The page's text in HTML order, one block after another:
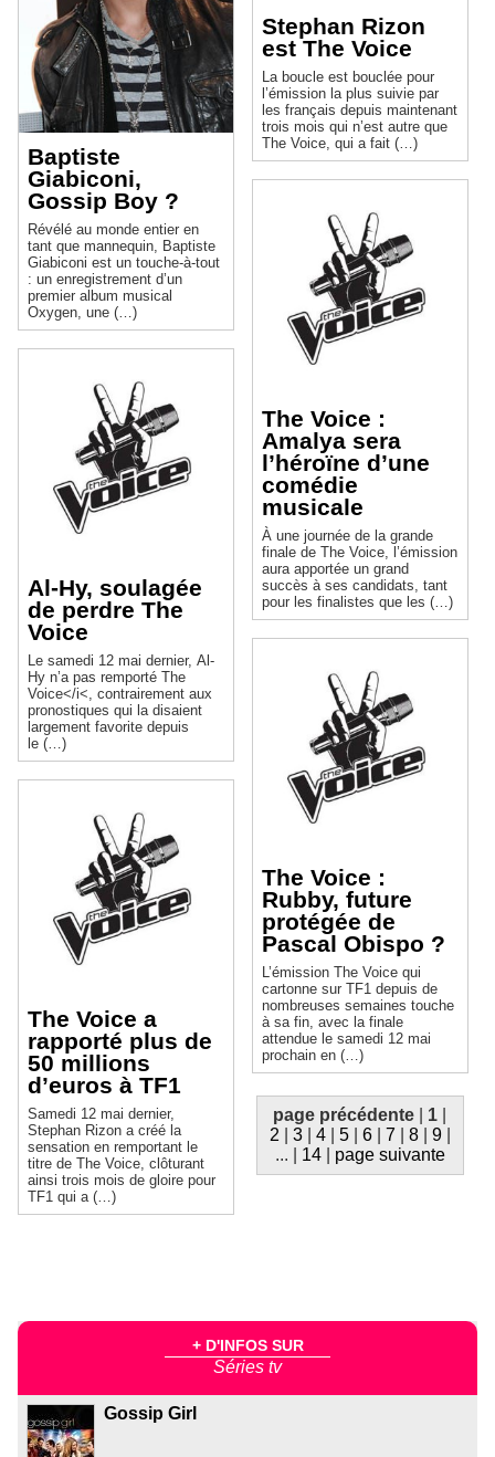
Baptiste
Giabiconi,
Gossip Boy ?
Révélé au monde entier en
tant que mannequin, Baptiste
Giabiconi est un touche-à-tout
: un enregistrement d’un
premier album musical
Oxygen, une (…)
Al-Hy, soulagée
de perdre The
Voice
Le samedi 12 mai dernier, Al-
Hy n’a pas remporté The
Voice</i<, contrairement aux
pronostiques qui la disaient
largement favorite depuis
le (…)
The Voice a
rapporté plus de
50 millions
d’euros à TF1
Samedi 12 mai dernier,
Stephan Rizon a créé la
sensation en remportant le
titre de The Voice, clôturant
ainsi trois mois de gloire pour
TF1 qui a (…)
Stephan Rizon
est The Voice
La boucle est bouclée pour
l’émission la plus suivie par
les français depuis maintenant
trois mois qui n’est autre que
The Voice, qui a fait (…)
The Voice :
Amalya sera
l’héroïne d’une
comédie
musicale
À une journée de la grande
finale de The Voice, l’émission
aura apportée un grand
succès à ses candidats, tant
pour les finalistes que les (…)
The Voice :
Rubby, future
protégée de
Pascal Obispo ?
L’émission The Voice qui
cartonne sur TF1 depuis de
nombreuses semaines touche
à sa fin, avec la finale
attendue le samedi 12 mai
prochain en (…)
page précédente 1
2
3| 4| 5| 6| 7 8| 9|
...
14| page suivante
+ D'INFOS SUR
Séries tv
Gossip Girl